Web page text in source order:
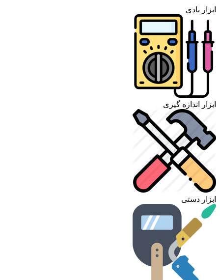
ابزار بادی
ابزار اندازه گیری
ابزار دستی